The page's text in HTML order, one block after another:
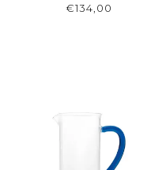
€134,00